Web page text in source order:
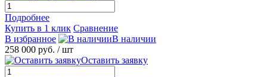
Подробнее
Купить в 1 клик Сравнение
В избранное
В наличии
258 000 руб. / шт
Оставить заявку